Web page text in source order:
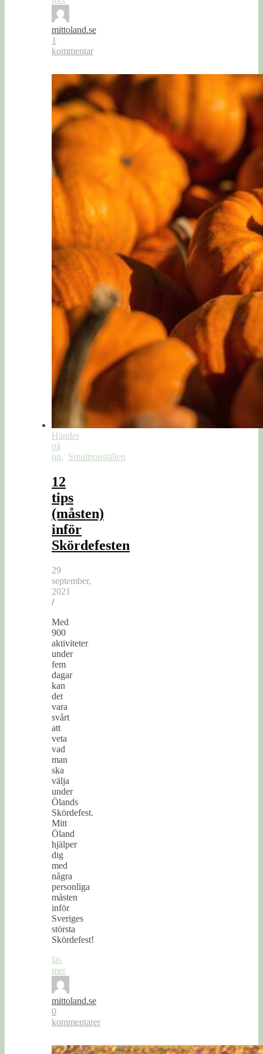
mittoland.se
1
kommentar
Händer
på
ön, Smultronställen
12
tips
(måsten)
inför
Skördefesten
29
september,
2021
/
Med
900
aktiviteter
under
fem
dagar
kan
det
vara
svårt
att
veta
vad
man
ska
välja
under
Ölands
Skördefest.
Mitt
Öland
hjälper
dig
med
några
personliga
måsten
inför
Sveriges
största
Skördefest!
läs
mer
mittoland.se
0
kommentarer